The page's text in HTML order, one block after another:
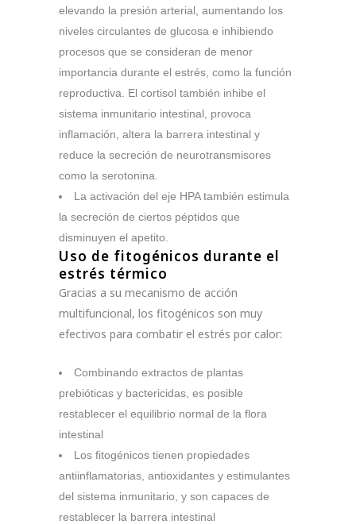
elevando la presión arterial, aumentando los
niveles circulantes de glucosa e inhibiendo
procesos que se consideran de menor
importancia durante el estrés, como la función
reproductiva. El cortisol también inhibe el
sistema inmunitario intestinal, provoca
inflamación, altera la barrera intestinal y
reduce la secreción de neurotransmisores
como la serotonina.
La activación del eje HPA también estimula
la secreción de ciertos péptidos que
disminuyen el apetito.
Uso de fitogénicos durante el
estrés térmico
Gracias a su mecanismo de acción
multifuncional, los fitogénicos son muy
efectivos para combatir el estrés por calor:
Combinando extractos de plantas
prebióticas y bactericidas, es posible
restablecer el equilibrio normal de la flora
intestinal
Los fitogénicos tienen propiedades
antiinflamatorias, antioxidantes y estimulantes
del sistema inmunitario, y son capaces de
restablecer la barrera intestinal